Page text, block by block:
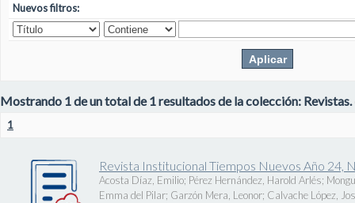
Nuevos filtros:
Mostrando 1 de un total de 1 resultados de la colección: Revistas.
1
Revista Institucional Tiempos Nuevos Año 24,
Acosta Díaz, Emilio; Pérez Hernández, Harold Arlés;
Emma del Pilar; Garzón Mera, Leonor; Calvache López,